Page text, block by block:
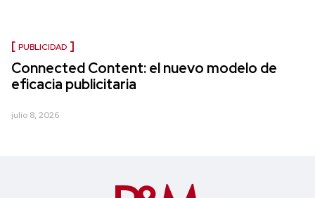
PUBLICIDAD
Connected Content: el nuevo modelo de
eficacia publicitaria
julio 8, 2026